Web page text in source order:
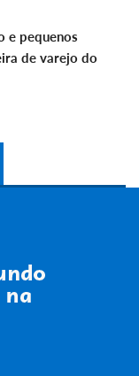
e pequenos
de varejo do